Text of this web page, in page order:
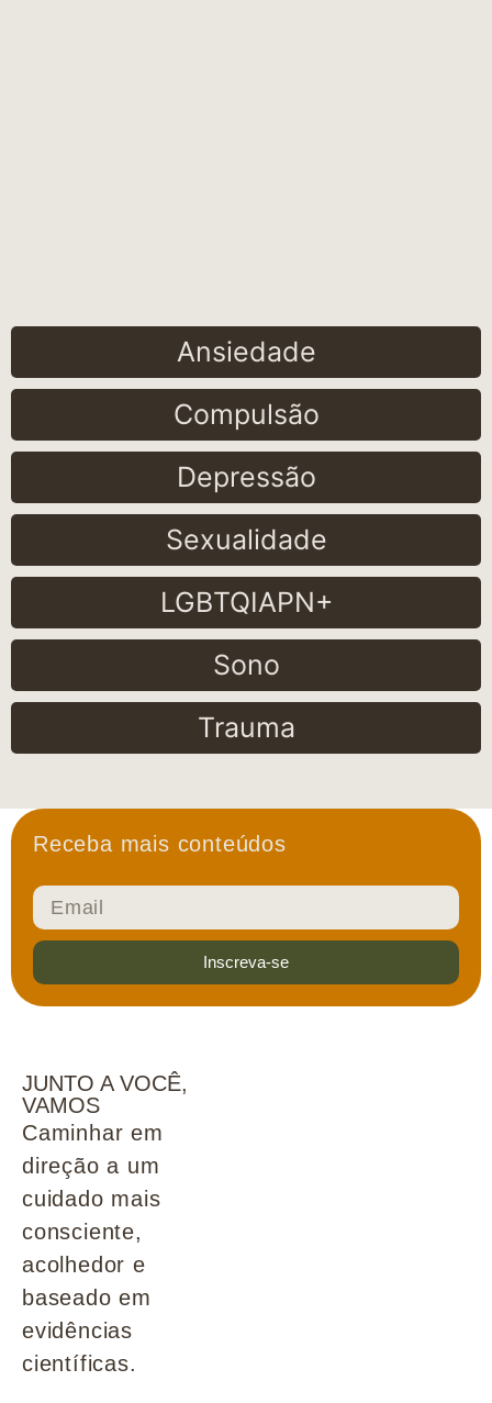
Ansiedade
Compulsão
Depressão
Sexualidade
LGBTQIAPN+
Sono
Trauma
Receba mais conteúdos
Inscreva-se
JUNTO A VOCÊ,
VAMOS
Caminhar em
direção a um
cuidado mais
consciente,
acolhedor e
baseado em
evidências
científicas.